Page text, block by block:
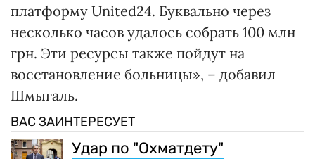
платформу United24. Буквально через
несколько часов удалось собрать 100 млн
грн. Эти ресурсы также пойдут на
восстановление больницы», – добавил
Шмыгаль.
ВАС ЗАИНТЕРЕСУЕТ
Удар по "Охматдету"